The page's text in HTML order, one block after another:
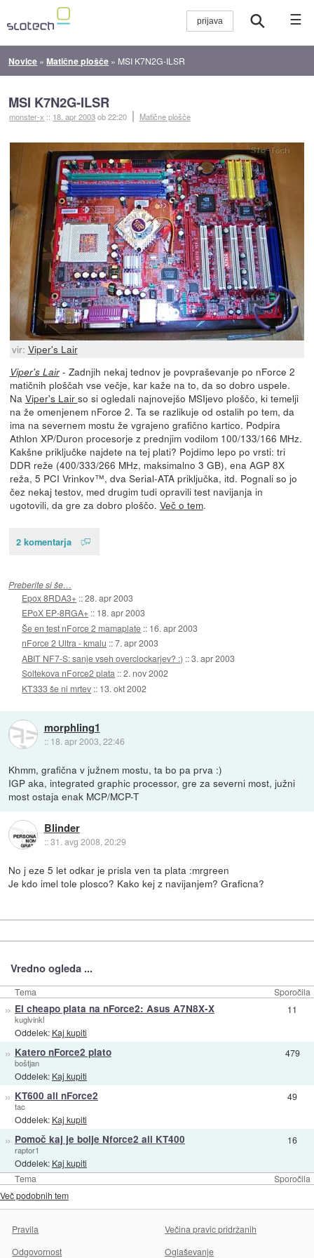
☰
Novice »Matične plošče » MSI K7N2G-ILSR
MSI K7N2G-ILSR
monster-x :: 18. apr 2003ob 22:20 Matične plošče
vir: Viper's Lair
Viper's Lair- Zadnjih nekaj tednov je povpraševanje po nForce 2
matičnih ploščah vse večje, kar kaže na to, da so dobro uspele.
Na Viper's Lair so si ogledali najnovejšo MSIjevo ploščo, ki temelji
na že omenjenem nForce 2. Ta se razlikuje od ostalih po tem, da
ima na severnem mostu že vgrajeno grafično kartico. Podpira
Athlon XP/Duron procesorje z prednjim vodilom 100/133/166 MHz.
Kakšne priključke najdete na tej plati? Pojdimo lepo po vrsti: tri
DDR reže (400/333/266 MHz, maksimalno 3 GB), ena AGP 8X
reža, 5 PCI Vrinkov™, dva Serial-ATA priključka, itd. Pognali so jo
čez nekaj testov, med drugim tudi opravili test navijanja in
ugotovili, da gre za dobro ploščo. Več o tem.
2 komentarja
Preberite si še…
Epox 8RDA3+ ::28. apr 2003
EPoX EP-8RGA+ :: 18. apr 2003
Še en test nForce 2 mamaplate :: 16. apr 2003
nForce 2 Ultra - kmalu ::7. apr 2003
ABIT NF7-S: sanje vseh overclockarjev? :) ::3. apr 2003
Soltekova nForce2 plata ::2. nov 2002
KT333 še ni mrtev :: 13. okt 2002
morphling1
:: 18. apr 2003, 22:46
Khmm, grafična v južnem mostu, ta bo pa prva :)
IGP aka, integrated graphic processor, gre za severni most, južni
most ostaja enak MCP/MCP-T
Blinder
::31. avg 2008, 20:29
No j eze 5 let odkar je prisla ven ta plata :mrgreen
Je kdo imel tole plosco? Kako kej z navijanjem? Graficna?
Vredno ogleda ...
Tema Sporočila
Tema Sporočila
» El cheapo plata na nForce2: Asus A7N8X-X
kuglvinkl
Oddelek: Kaj kupiti
11
» Katero nForce2 plato
boštjan
Oddelek: Kaj kupiti
479
» KT600 ali nForce2
tac
Oddelek: Kaj kupiti
49
» Pomoč kaj je bolje Nforce2 ali KT400
raptor1
Oddelek: Kaj kupiti
16
Več podobnih tem
Pravila
Večina pravic pridržanih
Odgovornost
Oglaševanje